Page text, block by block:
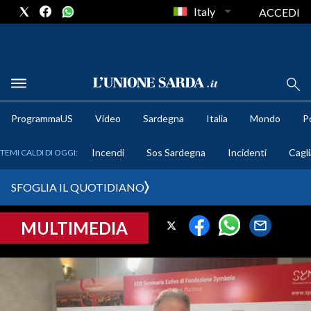
METEO
CRONACA SARDEGNA
PROVINCIA DI CAGLIARI
SULCIS IGLESIENTE
Italy ACCEDI
ProgrammaUS Video Sardegna Italia Mondo
TEMI CALDI DI OGGI: Incendi Sos Sardegna Incidenti
SFOGLIA IL QUOTIDIANO
MULTIMEDIA